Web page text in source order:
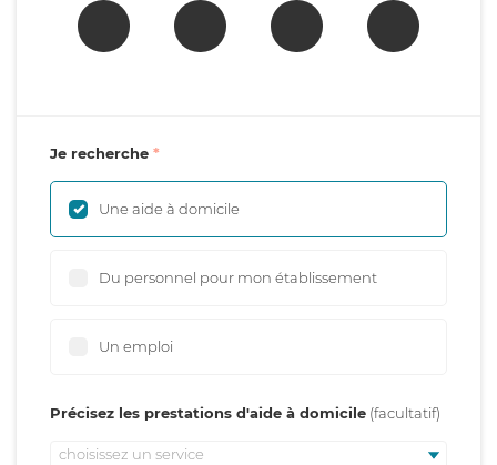
Je recherche
Une aide à domicile
Du personnel pour mon établissement
Un emploi
Précisez les prestations d'aide à domicile
choisissez un service